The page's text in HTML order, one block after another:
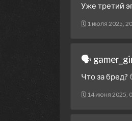
Уже третий
🗓 1 июля 2025,
🗣
Что за бред?
🗓 14 июня 2025,